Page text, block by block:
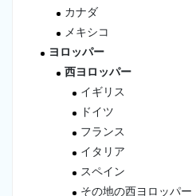
カナダ
メキシコ
ヨロッパー
西ヨロッパー
イギリス
ドイツ
フランス
イタリア
スペイン
その地の西ヨロッパー